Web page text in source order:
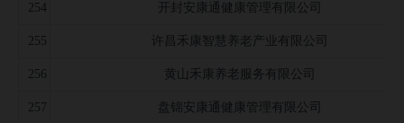
254 开封安康通健康管理有限公司
255 许昌禾康智慧养老产业有限公司
256 黄山禾康养老服务有限公司
257 盘锦安康通健康管理有限公司